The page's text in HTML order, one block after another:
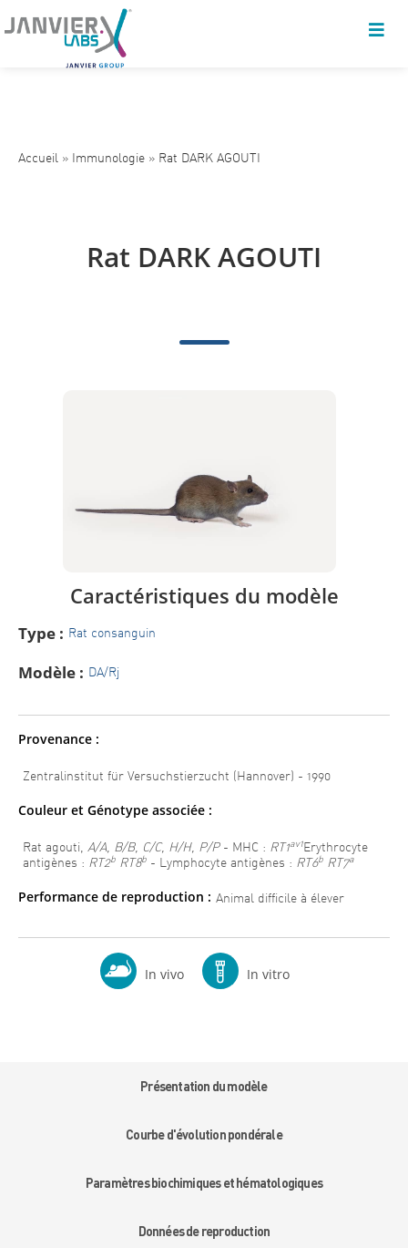
Accueil » Immunologie » Rat DARK AGOUTI
Rat DARK AGOUTI
Caractéristiques du modèle
Type : Rat consanguin
Modèle : DA/Rj
Provenance :
Zentralinstitut für Versuchstierzucht (Hannover) - 1990
Couleur et Génotype associée :
Rat agouti, A/A, B/B, C/C, H/H, P/P- MHC : RT1av1Erythrocyte
antigènes : RT2b RT8b - Lymphocyte antigènes : RT6b RT7a
Performance de reproduction : Animal difficile à élever
In vivo In vitro
Présentation du modèle
Courbe d'évolution pondérale
Paramètres biochimiques et hématologiques
Données de reproduction